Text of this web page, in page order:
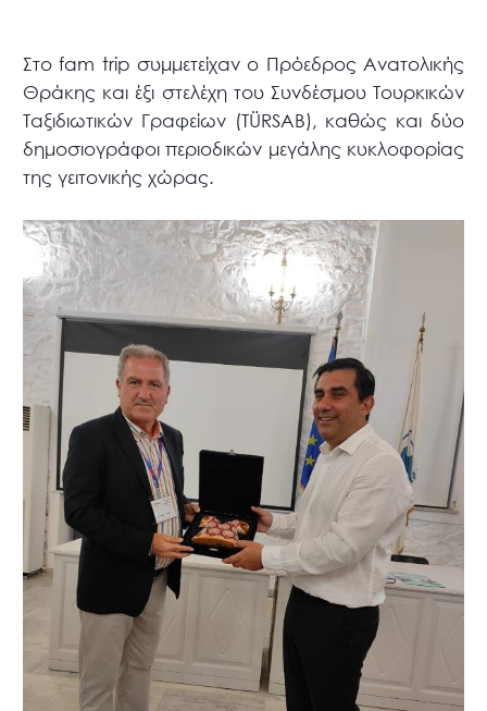
Στο fam trip συμμετείχαν ο Πρόεδρος Ανατολικής
Θράκης και έξι στελέχη του Συνδέσμου Τουρκικών
Ταξιδιωτικών Γραφείων (TÜRSAB), καθώς και δύο
δημοσιογράφοι περιοδικών μεγάλης κυκλοφορίας
της γειτονικής χώρας.